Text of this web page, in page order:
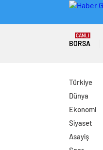
BORSA
CANLI
Türkiye
Dünya
Ekonomi
Siyaset
Asayiş